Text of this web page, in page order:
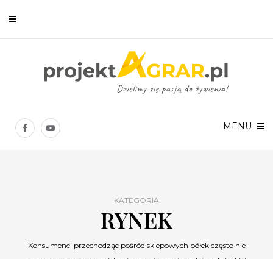
MENU
KATEGORIA
RYNEK
Konsumenci przechodząc pośród sklepowych półek często nie
Chcesz być na bieżąco? Zostaw swój e-mail, a raz w tygodniu
prześlemy Ci nasze najlepsze artykuły!
Twoje dane osobowe będą przetwarzane zgodnie z